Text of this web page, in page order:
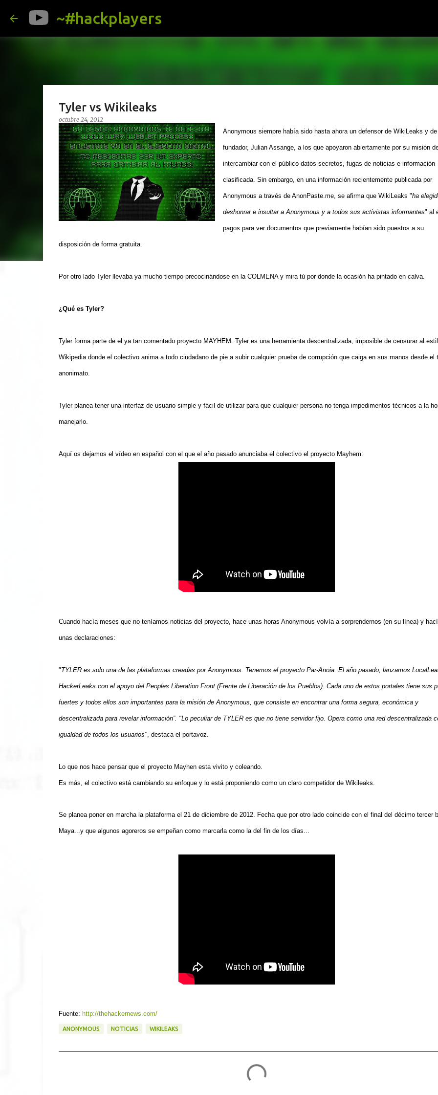
~#hackplayers
Tyler vs Wikileaks
octubre 24, 2012
Anonymous siempre había sido hasta ahora un defensor de WikiLeaks y
fundador, Julian Assange, a los que apoyaron abiertamente por su misión
intercambiar con el público datos secretos, fugas de noticias e información
clasificada. Sin embargo, en una información recientemente publicada por
Anonymous a través de AnonPaste.me, se afirma que WikiLeaks "ha
deshonrar e insultar a Anonymous y a todos sus activistas informantes" al
pagos para ver documentos que previamente habían sido puestos a su
disposición de forma gratuita.
Por otro lado Tyler llevaba ya mucho tiempo precocinándose en la COLMENA y mira tú por donde la ocasión ha pintado en calva.
¿Qué es Tyler?
Tyler forma parte de el ya tan comentado proyecto MAYHEM . Tyler es una herramienta descentralizada, imposible de censurar al
Wikipedia donde el colectivo anima a todo ciudadano de pie a subir cualquier prueba de corrupción que caiga en sus manos desde el
anonimato.
Tyler planea tener una interfaz de usuario simple y fácil de utilizar para que cualquier persona no tenga impedimentos técnicos a la
manejarlo.
Aquí os dejamos el vídeo en español con el que el año pasado anunciaba el colectivo el proyecto Mayhem:
Cuando hacía meses que no teníamos noticias del proyecto, hace unas horas Anonymous volvía a sorprendernos (en su línea) y
unas declaraciones:
"TYLER es solo una de las plataformas creadas por Anonymous. Tenemos el proyecto Par-Anoia. El año pasado, lanzamos
HackerLeaks con el apoyo del Peoples Liberation Front (Frente de Liberación de los Pueblos). Cada uno de estos portales tiene sus
fuertes y todos ellos son importantes para la misión de Anonymous, que consiste en encontrar una forma segura, económica y
descentralizada para revelar información”. "Lo peculiar de TYLER es que no tiene servidor fijo. Opera como una red descentralizada
igualdad de todos los usuarios", destaca el portavoz.
Lo que nos hace pensar que el proyecto Mayhen esta vivito y coleando.
Es más, el colectivo está cambiando su enfoque y lo está proponiendo como un claro competidor de Wikileaks.
Se planea poner en marcha la plataforma el 21 de diciembre de 2012. Fecha que por otro lado coincide con el final del décimo tercer
Maya...y que algunos agoreros se empeñan como marcarla como la del fin de los días...
Fuente: http://thehackernews.com/
ANONYMOUS NOTICIAS WIKILEAKS